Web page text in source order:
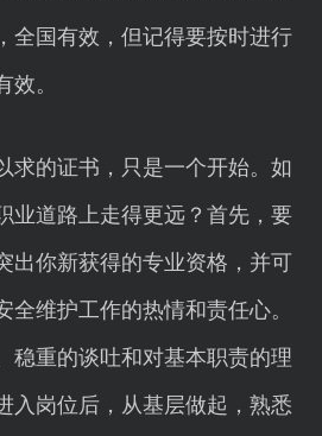
全国有效，但记得要按时进行
。
求的证书，只是一个开始。如
业道路上走得更远？首先，要
出你新获得的专业资格，并可
全维护工作的热情和责任心。
稳重的谈吐和对基本职责的理
入岗位后，从基层做起，熟悉